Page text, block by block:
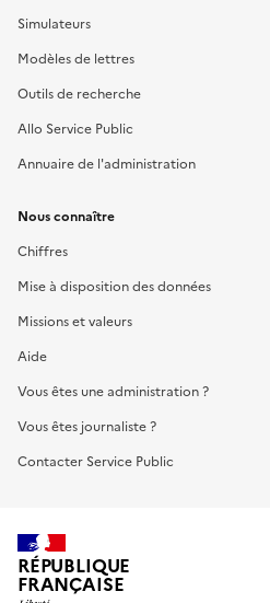
Simulateurs
Modèles de lettres
Outils de recherche
Allo Service Public
Annuaire de l'administration
Nous connaître
Chiffres
Mise à disposition des données
Missions et valeurs
Aide
Vous êtes une administration ?
Vous êtes journaliste ?
Contacter Service Public
RÉPUBLIQUE
FRANÇAISE